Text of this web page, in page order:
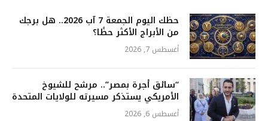
حظك اليوم الجمعة 7 آب 2026.. هل برجك
من الأبراج الأكثر حظًا؟
أغسطس 7, 2026
“سائق أجرة بمصر”.. مرشح للشيوخ
الأمريكي يستذكر مسيرته للولايات المتحدة
أغسطس 6, 2026